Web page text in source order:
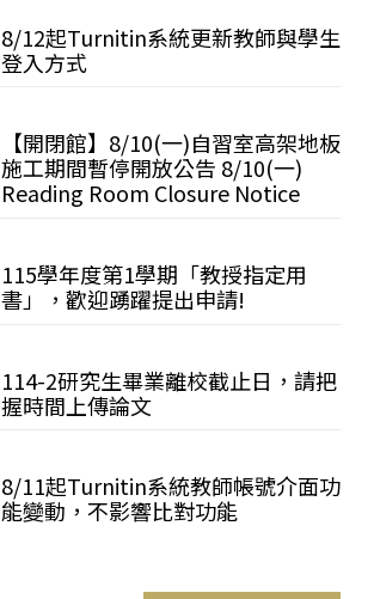
8/12起Turnitin系統更新教師與學生
登入方式
【開閉館】8/10(一)自習室高架地板
施工期間暫停開放公告 8/10(一)
Reading Room Closure Notice
115學年度第1學期「教授指定用
書」，歡迎踴躍提出申請!
114-2研究生畢業離校截止日，請把
握時間上傳論文
8/11起Turnitin系統教師帳號介面功
能變動，不影響比對功能